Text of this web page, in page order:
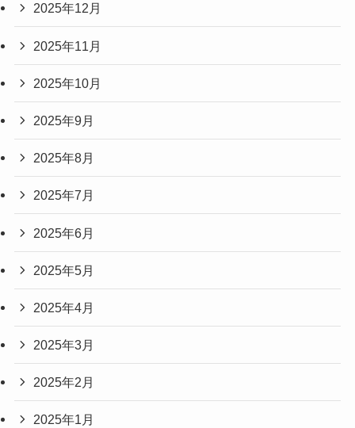
2025年12月
2025年11月
2025年10月
2025年9月
2025年8月
2025年7月
2025年6月
2025年5月
2025年4月
2025年3月
2025年2月
2025年1月